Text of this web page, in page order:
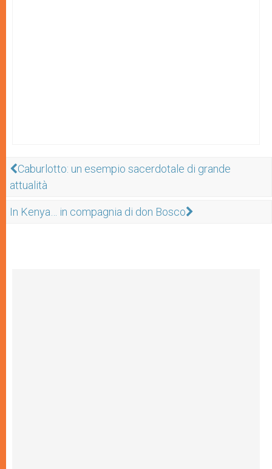
Caburlotto: un esempio sacerdotale di grande
attualità
In Kenya… in compagnia di don Bosco